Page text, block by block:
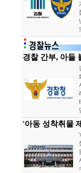
경찰 간부, 아들
'아동 성착취물
'